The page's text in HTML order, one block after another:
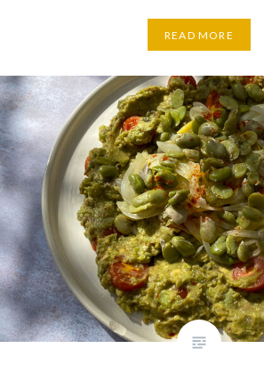
READ MORE